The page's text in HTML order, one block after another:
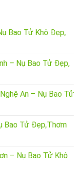
Bao Tử Khô Đẹp,
– Nụ Bao Tử Đẹp,
An – Nụ Bao Tử
Bao Tử Đẹp,Thơm
– Nụ Bao Tử Khô